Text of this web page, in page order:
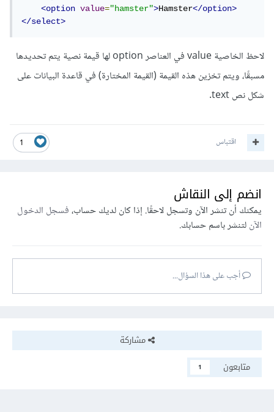
<option
value="hamster">Hamster</option>
</select>
لاحظ الخاصية value في العناصر option لها قيمة نصية يتم تحديدها
مسبقًا، ويتم تخزين هذه القيمة (القيمة المختارة) في قاعدة البيانات على
شكل نص text.
1 اقتباس
انضم إلى النقاش
يمكنك أن تنشر الآن وتسجل لاحقًا. إذا كان لديك حساب،فسجل الدخول
الآنلتنشر باسم حسابك.
أجب على هذا السؤال...
مشاركة
متابعون
1